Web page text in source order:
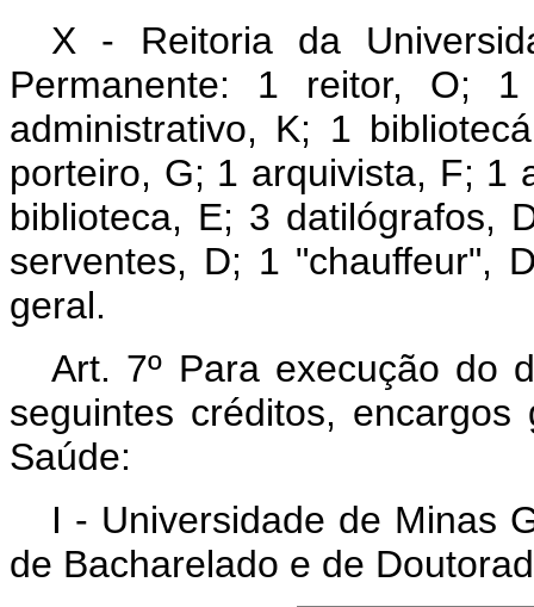
X - Reitoria da
Permanente: 1 reitor, O;
administrativo, K; 1
porteiro, G; 1 arquivista, F; 1
biblioteca, E; 3 datilógrafos,
serventes, D; 1 "chauffeur",
geral.
Art. 7º Para execução do
seguintes créditos,
Saúde:
I - Universidade de Minas
de Bacharelado e de